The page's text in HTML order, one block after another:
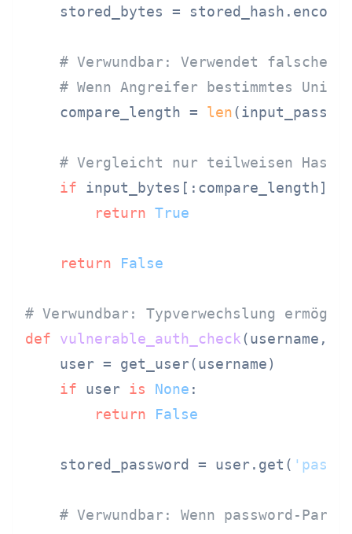
stored_bytes =
# Verwundbar: Verwendet falsche
# Wenn Angreifer bestimmtes
    compare_length =
len
# Vergleicht nur teilweisen Hash
if input_bytes[:compare_length]
return True
return False
# Verwundbar: Typverwechslung
def
vulnerable_auth_check(username,
    user = get_user(username)
if user is None :
return
False
    stored_password = user.get(
# Verwundbar: Wenn password-